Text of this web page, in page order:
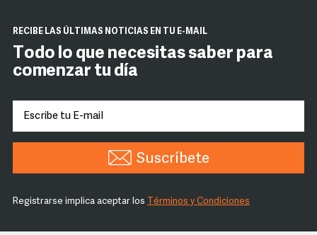
RECIBE LAS ÚLTIMAS NOTICIAS EN TU E-MAIL
Todo lo que necesitas saber para
comenzar tu día
Suscríbete
Registrarse implica aceptar los Términos y Condiciones